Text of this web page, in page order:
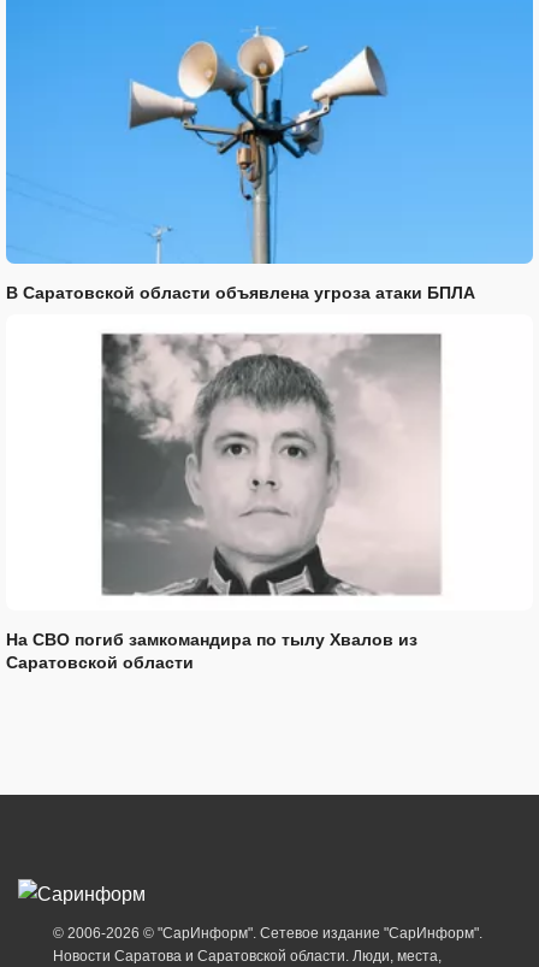
В Саратовской области объявлена угроза атаки БПЛА
На СВО погиб замкомандира по тылу Хвалов из
Саратовской области
© 2006-2026 © "СарИнформ". Сетевое издание "СарИнформ".
Новости Саратова и Саратовской области. Люди, места,